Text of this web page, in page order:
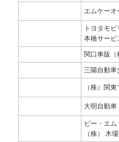
エムケー
トヨタモ
本橋サービ
関口車販（
三陽自動車
（株）関
大明自動車
ビー・エ
（株） 木